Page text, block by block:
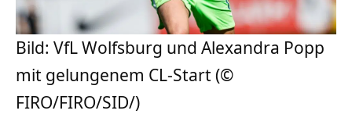
Bild: VfL Wolfsburg und Alexandra Popp
mit gelungenem CL-Start (©
FIRO/FIRO/SID/)